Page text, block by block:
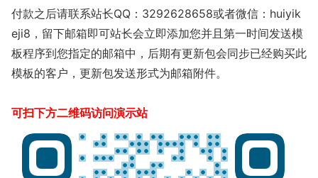
付款之后请联系站长QQ：3292628658或者微信：huiyik
eji8，留下邮箱即可站长会立即添加您并且第一时间发送模
板程序到您指定的邮箱中，后期有更新包会同步已经购买此
模板的客户，更新包发送形式为邮箱附件。
可扫下方二维码访问演示站